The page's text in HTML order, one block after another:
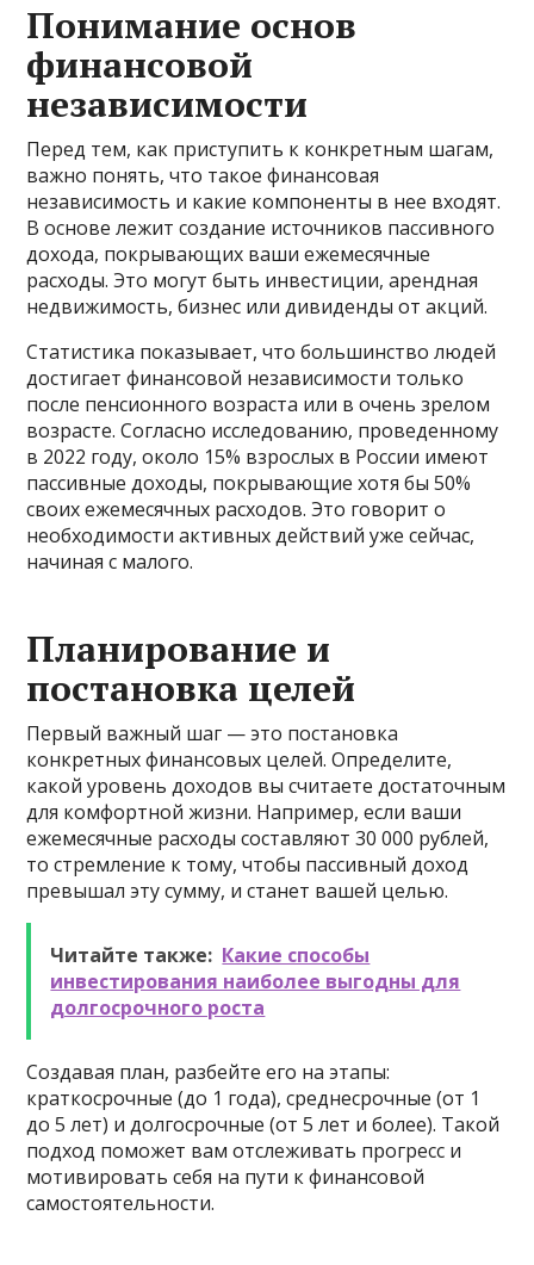
Понимание основ
финансовой
независимости
Перед тем, как приступить к конкретным шагам,
важно понять, что такое финансовая
независимость и какие компоненты в нее входят.
В основе лежит создание источников пассивного
дохода, покрывающих ваши ежемесячные
расходы. Это могут быть инвестиции, арендная
недвижимость, бизнес или дивиденды от акций.
Статистика показывает, что большинство людей
достигает финансовой независимости только
после пенсионного возраста или в очень зрелом
возрасте. Согласно исследованию, проведенному
в 2022 году, около 15% взрослых в России имеют
пассивные доходы, покрывающие хотя бы 50%
своих ежемесячных расходов. Это говорит о
необходимости активных действий уже сейчас,
начиная с малого.
Планирование и
постановка целей
Первый важный шаг — это постановка
конкретных финансовых целей. Определите,
какой уровень доходов вы считаете достаточным
для комфортной жизни. Например, если ваши
ежемесячные расходы составляют 30 000 рублей,
то стремление к тому, чтобы пассивный доход
превышал эту сумму, и станет вашей целью.
Читайте также: Какие способы
инвестирования наиболее выгодны для
долгосрочного роста
Создавая план, разбейте его на этапы:
краткосрочные (до 1 года), среднесрочные (от 1
до 5 лет) и долгосрочные (от 5 лет и более). Такой
подход поможет вам отслеживать прогресс и
мотивировать себя на пути к финансовой
самостоятельности.